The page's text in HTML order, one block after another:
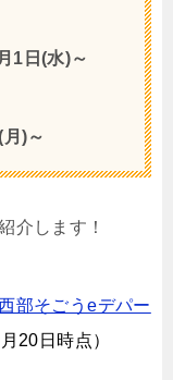
1日(水)～
)～
介します！
部そごうeデパー
20日時点）